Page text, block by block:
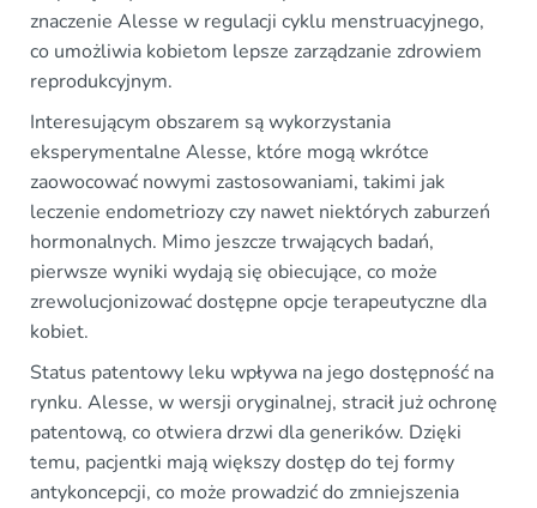
znaczenie Alesse w regulacji cyklu menstruacyjnego,
co umożliwia kobietom lepsze zarządzanie zdrowiem
reprodukcyjnym.
Interesującym obszarem są wykorzystania
eksperymentalne Alesse, które mogą wkrótce
zaowocować nowymi zastosowaniami, takimi jak
leczenie endometriozy czy nawet niektórych zaburzeń
hormonalnych. Mimo jeszcze trwających badań,
pierwsze wyniki wydają się obiecujące, co może
zrewolucjonizować dostępne opcje terapeutyczne dla
kobiet.
Status patentowy leku wpływa na jego dostępność na
rynku. Alesse, w wersji oryginalnej, stracił już ochronę
patentową, co otwiera drzwi dla generików. Dzięki
temu, pacjentki mają większy dostęp do tej formy
antykoncepcji, co może prowadzić do zmniejszenia